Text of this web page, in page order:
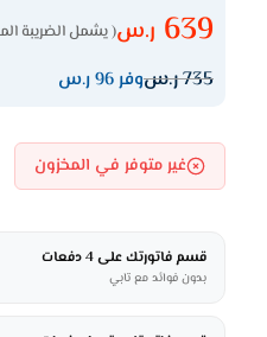
639 ر.س( يشمل الضريبة
735ر.سوفر 96 ر.س
غير متوفر في المخزون
قسم فاتورتك على 4 دفعات
بدون فوائد مع تابي